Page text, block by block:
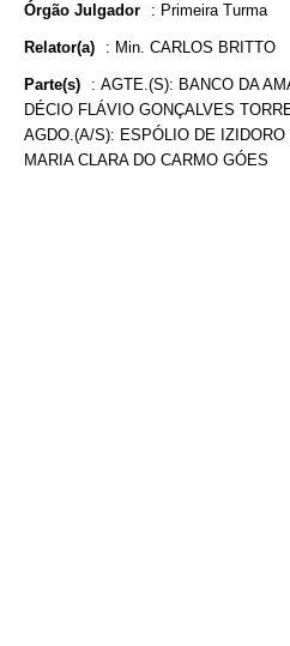
Órgão Julgador : Primeira Turma
Relator(a) : Min. CARLOS BRITTO
Parte(s) : AGTE.(S): BANCO DA
DÉCIO FLÁVIO GONÇALVES
AGDO.(A/S): ESPÓLIO DE IZIDORO
MARIA CLARA DO CARMO GÓES